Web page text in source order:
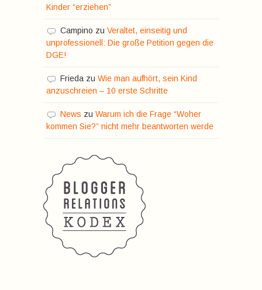
Kinder “erziehen”
Campino zu Veraltet, einseitig und
unprofessionell: Die große Petition gegen die
DGE!
Frieda zu Wie man aufhört, sein Kind
anzuschreien – 10 erste Schritte
News zu Warum ich die Frage “Woher
kommen Sie?” nicht mehr beantworten werde